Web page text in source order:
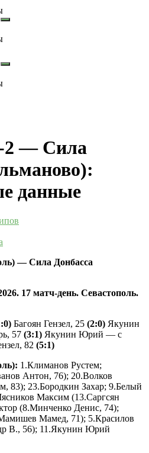
2 — Сила
данные
— Сила Донбасса
17 матч-день. Севастополь.
Багоян Гензел, 25 (2:0) Якунин
57 (3:1) Якунин Юрий — с
82 (5:1)
1.Климанов Рустем;
Антон, 76); 20.Волков
83); 23.Бородкин Захар; 9.Белый
Максим (13.Саргсян
(8.Минченко Денис, 74);
Мамед, 71); 5.Красилов
В., 56); 11.Якунин Юрий